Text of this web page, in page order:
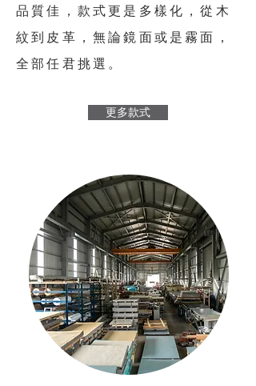
品質佳，款式更是多樣化，從木
紋到皮革，無論鏡面或是霧面，
全部任君挑選。
更多款式